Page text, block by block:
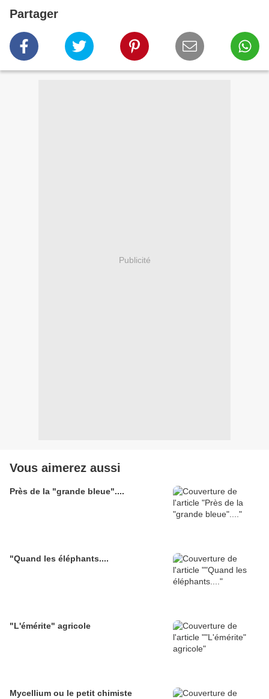
Partager
Publicité
Vous aimerez aussi
Près de la "grande bleue"....
"Quand les éléphants....
"L'émérite" agricole
Mycellium ou le petit chimiste